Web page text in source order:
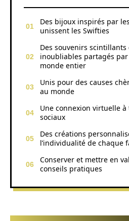
Des bijoux inspirés par
unissent les Swifties
Des souvenirs scintillants
inoubliables partagés
monde entier
Unis pour des causes
au monde
Une connexion virtuelle
sociaux
Des créations
l’individualité de chaque
Conserver et mettre en
conseils pratiques